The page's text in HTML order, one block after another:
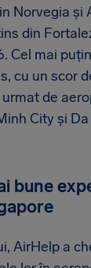
Norvegia și
din
Cel mai
cu un scor
de
City și
bune
AirHelp a